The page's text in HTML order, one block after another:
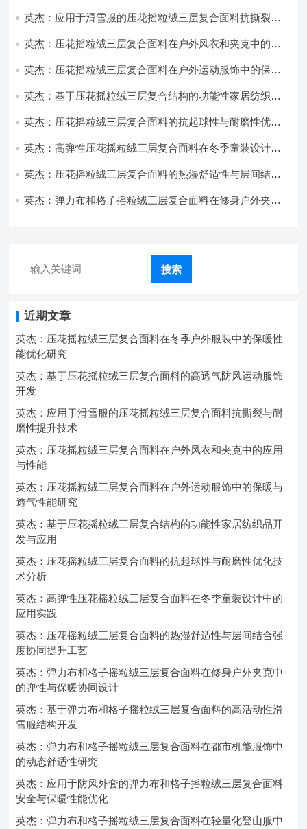
英杰：应用于滑雪服的压花摇粒绒三层复合面料抗撕裂与
英杰：压花摇粒绒三层复合面料在户外风衣和夹克中的应
英杰：压花摇粒绒三层复合面料在户外运动服饰中的保暖
英杰：基于压花摇粒绒三层复合结构的功能性家居纺织品
英杰：压花摇粒绒三层复合面料的抗起球性与耐磨性优化
英杰：高弹性压花摇粒绒三层复合面料在冬季童装设计中
英杰：压花摇粒绒三层复合面料的热湿舒适性与层间结合
英杰：弹力布和格子摇粒绒三层复合面料在修身户外夹克
搜索
近期文章
英杰：压花摇粒绒三层复合面料在冬季户外服装中的保暖性
能优化研究
英杰：基于压花摇粒绒三层复合面料的高透气防风运动服饰
开发
英杰：应用于滑雪服的压花摇粒绒三层复合面料抗撕裂与耐
磨性提升技术
英杰：压花摇粒绒三层复合面料在户外风衣和夹克中的应用
与性能
英杰：压花摇粒绒三层复合面料在户外运动服饰中的保暖与
透气性能研究
英杰：基于压花摇粒绒三层复合结构的功能性家居纺织品开
发与应用
英杰：压花摇粒绒三层复合面料的抗起球性与耐磨性优化技
术分析
英杰：高弹性压花摇粒绒三层复合面料在冬季童装设计中的
应用实践
英杰：压花摇粒绒三层复合面料的热湿舒适性与层间结合强
度协同提升工艺
英杰：弹力布和格子摇粒绒三层复合面料在修身户外夹克中
的弹性与保暖协同设计
英杰：基于弹力布和格子摇粒绒三层复合面料的高活动性滑
雪服结构开发
英杰：弹力布和格子摇粒绒三层复合面料在都市机能服饰中
的动态舒适性研究
英杰：应用于防风外套的弹力布和格子摇粒绒三层复合面料
安全与保暖性能优化
英杰：弹力布和格子摇粒绒三层复合面料在轻量化登山服中